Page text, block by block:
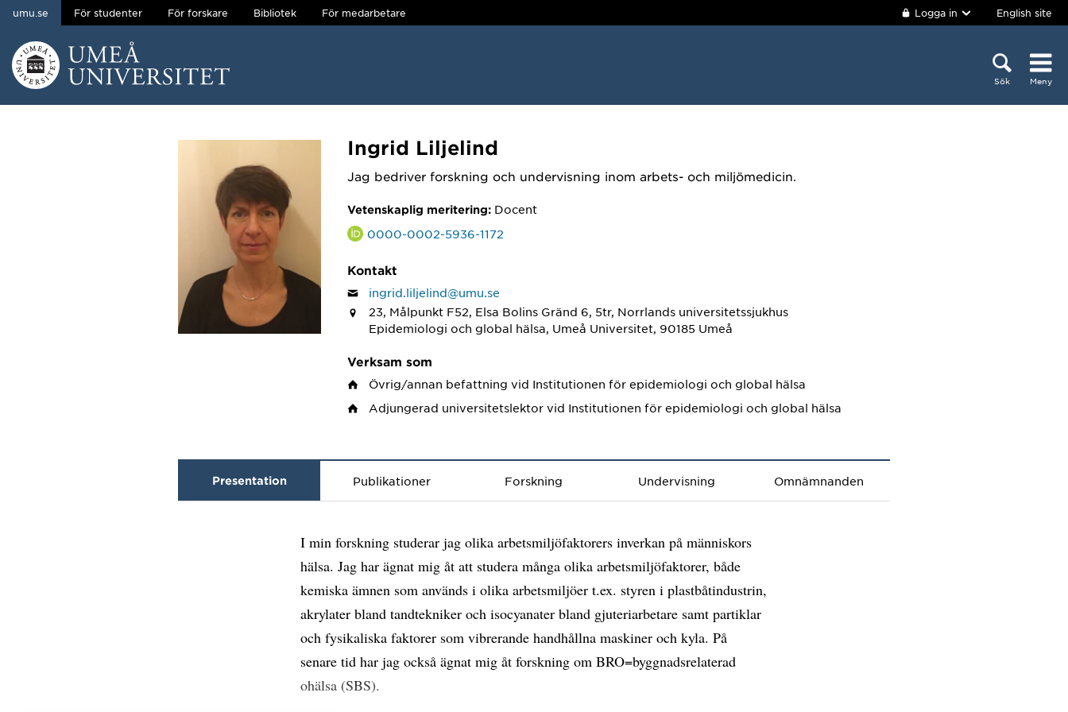
Hoppa direkt till innehållet
umu.se För studenter För forskare Bibliotek För medarbetare Logga in English site
Sök Meny
Ingrid Liljelind
Jag bedriver forskning och undervisning inom arbets- och miljömedicin.
Vetenskaplig meritering: Docent
0000-0002-5936-1172
Kontakt
ingrid.liljelind@umu.se
23, Målpunkt F52, Elsa Bolins Gränd 6, 5tr, Norrlands universitetssjukhus
Epidemiologi och global hälsa, Umeå Universitet, 90185 Umeå
Verksam som
Övrig/annan befattning vid Institutionen för epidemiologi och global hälsa
Adjungerad universitetslektor vid Institutionen för epidemiologi och global hälsa
Presentation Publikationer Forskning Undervisning Omnämnanden
I min forskning studerar jag olika arbetsmiljöfaktorers inverkan på människors
hälsa. Jag har ägnat mig åt att studera många olika arbetsmiljöfaktorer, både
kemiska ämnen som används i olika arbetsmiljöer t.ex. styren i plastbåtindustrin,
akrylater bland tandtekniker och isocyanater bland gjuteriarbetare samt partiklar
och fysikaliska faktorer som vibrerande handhållna maskiner och kyla. På
senare tid har jag också ägnat mig åt forskning om BRO=byggnadsrelaterad
ohälsa (SBS).